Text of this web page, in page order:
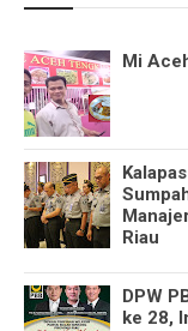
Mi
Riau
DPW
ke 28,